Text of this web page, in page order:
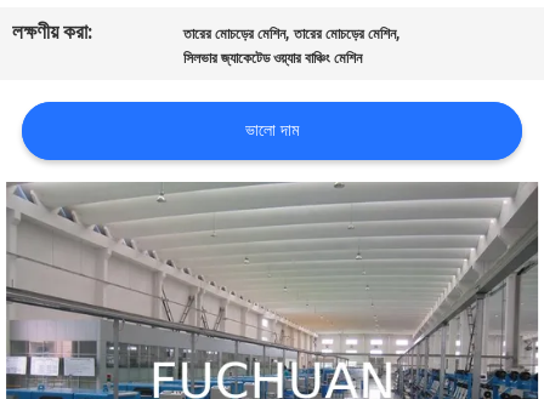
গুণমান
আমাদের
সাথে
যোগাযোগ
খবর
লক্ষণীয় করা:
তারের মোচড়ের মেশিন,তারের মোচড়ের মেশিন,
সিলভার জ্যাকেটেড ওয়্যার বাঞ্চিং মেশিন
ভালো দাম